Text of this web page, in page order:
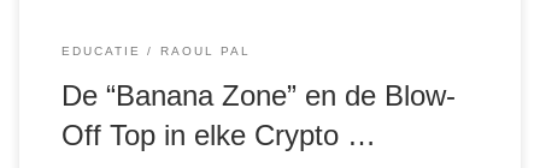
EDUCATIE RAOUL PAL
De “Banana Zone” en de Blow-
Off Top in elke Crypto …